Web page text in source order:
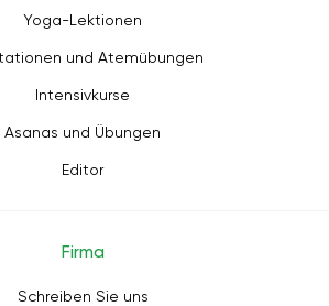
Yoga-Lektionen
und Atemübungen
Intensivkurse
Asanas und Übungen
Editor
Firma
Schreiben Sie uns